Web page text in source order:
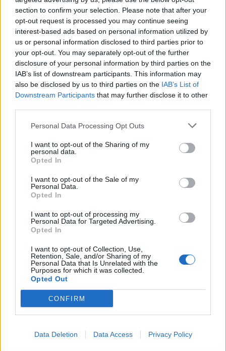
section to confirm your selection. Please note that after your
opt-out request is processed you may continue seeing
interest-based ads based on personal information utilized by
us or personal information disclosed to third parties prior to
your opt-out. You may separately opt-out of the further
disclosure of your personal information by third parties on the
IAB’s list of downstream participants. This information may
also be disclosed by us to third parties on the IAB’s List of
Downstream Participants that may further disclose it to other
Personal Data Processing Opt Outs
I want to opt-out of the Sharing of my
personal data.
Opted In
I want to opt-out of the Sale of my
Personal Data.
Opted In
I want to opt-out of processing my
Personal Data for Targeted Advertising.
Opted In
I want to opt-out of Collection, Use,
Retention, Sale, and/or Sharing of my
Personal Data that Is Unrelated with the
Purposes for which it was collected.
Opted Out
CONFIRM
Data Deletion Data Access Privacy Policy
Per rendere più facile per le aziende e i creator conoscere i risultati
dei loro contenuti video, stiamo realizzando una metrica che
comprende sia gli insights sui post del feed sia quelli sui video.
Raggiungere nuovi utenti con le inserzioni video
Con Instagram Video, le inserzioni di IGTV si chiameranno inserzioni
video in-stream di Instagram. I creator idonei potranno ancora
aziende interessate a promuovere i propri video per raggiungere più
utenti, potranno pubblicare video non superiori ai 60 secondi.
vedere i creator su Instagram continuare a creare contenuti che
ispirino gli altri ad essere creativi”
Condividi questo articolo:
Mastodon Telegram WhatsApp
Vuoi ricevere gli aggiornamenti delle news di TecnoGazzetta?